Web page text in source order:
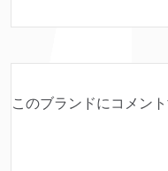
このブランドにコメント